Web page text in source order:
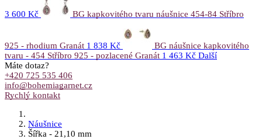
3 600 Kč BG kapkovitého tvaru náušnice 454-84 Stříbro
925 - rhodium Granát 1 838 Kč
BG náušnice kapkovitého
tvaru - 454 Stříbro 925 - pozlacené Granát 1 463 Kč Další
Máte dotaz?
+420 725 535 406
info@bohemiagarnet.cz
Rychlý kontakt
Náušnice
Šířka - 21,10 mm